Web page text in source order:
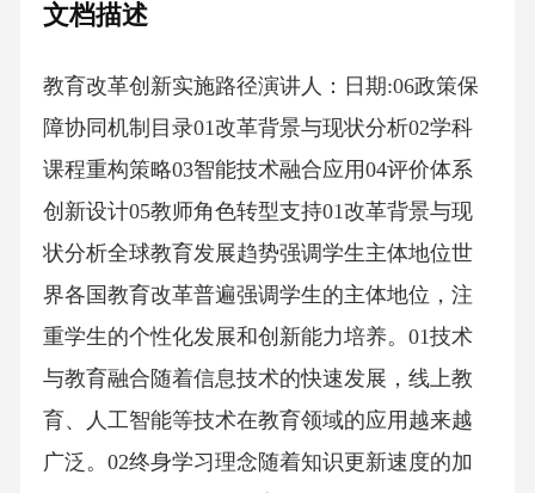
文档描述
教育改革创新实施路径演讲人：日期:06政策保
障协同机制目录01改革背景与现状分析02学科
课程重构策略03智能技术融合应用04评价体系
创新设计05教师角色转型支持01改革背景与现
状分析全球教育发展趋势强调学生主体地位世
界各国教育改革普遍强调学生的主体地位，注
重学生的个性化发展和创新能力培养。01技术
与教育融合随着信息技术的快速发展，线上教
育、人工智能等技术在教育领域的应用越来越
广泛。02终身学习理念随着知识更新速度的加